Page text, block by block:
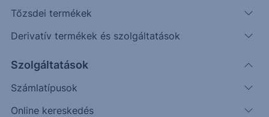
Tőzsdei termékek
Derivatív termékek és szolgáltatások
Szolgáltatások
Számlatípusok
Online kereskedés